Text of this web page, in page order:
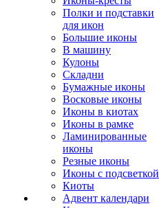
Полки и подставки
для икон
Большие иконы
В машину
Кулоны
Складни
Бумажные иконы
Восковые иконы
Иконы в киотах
Иконы в рамке
Ламинированные
иконы
Резные иконы
Иконы с подсветкой
Киоты
Адвент календари